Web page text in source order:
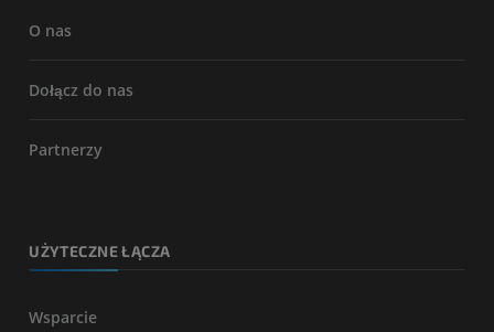
O nas
Dołącz do nas
Partnerzy
UŻYTECZNE ŁĄCZA
Wsparcie